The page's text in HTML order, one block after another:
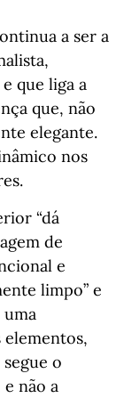
a ser a
que liga a
que, não
elegante.
nos
“dá
de
e
limpo” e
o
não a